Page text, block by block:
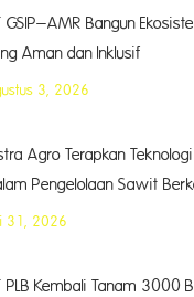
GSIP–AMR Bangun
Aman dan Inklusif
3, 2026
Agro Terapkan
Pengelolaan Sawit
31, 2026
PLB Kembali Tanam 3000